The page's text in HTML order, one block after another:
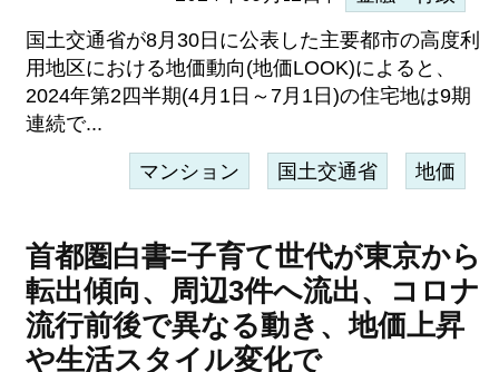
国土交通省が8月30日に公表した主要都市の高度利
用地区における地価動向(地価LOOK)によると、
2024年第2四半期(4月1日～7月1日)の住宅地は9期
連続で...
マンション 国土交通省 地価
首都圏白書=子育て世代が東京から
転出傾向、周辺3件へ流出、コロナ
流行前後で異なる動き、地価上昇
や生活スタイル変化で